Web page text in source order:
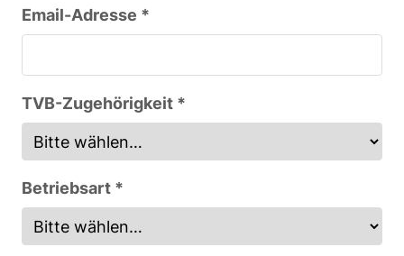
Email-Adresse *
TVB-Zugehörigkeit *
Betriebsart *